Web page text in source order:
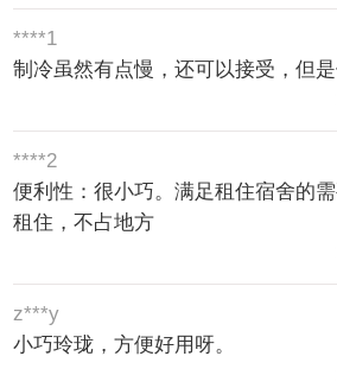
****1
制冷虽然有点慢，还可以接受，但是
****2
便利性：很小巧。满足租住宿舍的
租住，不占地方
z***y
小巧玲珑，方便好用呀。